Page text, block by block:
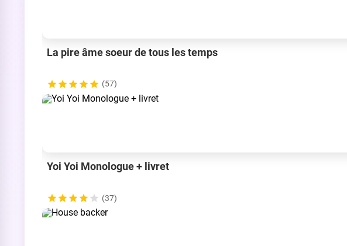
La pire âme soeur de tous les temps
(57)
Yoi Yoi Monologue + livret
(37)